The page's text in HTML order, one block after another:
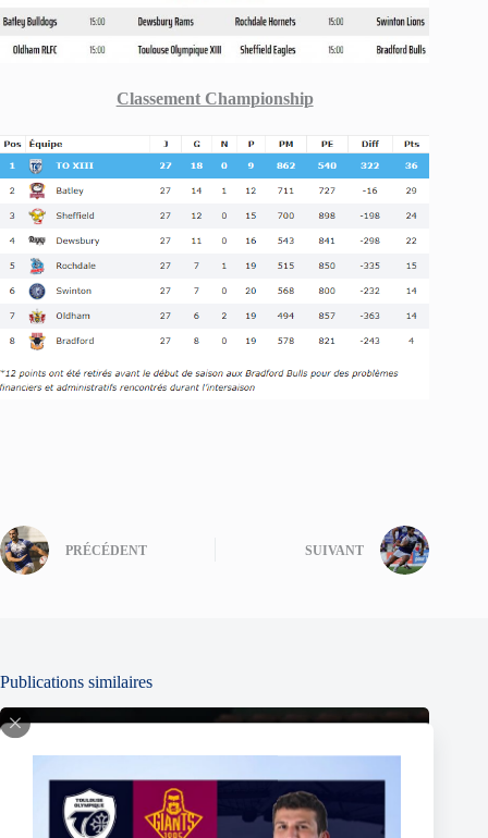
Classement Championship
PRÉCÉDENT SUIVANT
Publications similaires